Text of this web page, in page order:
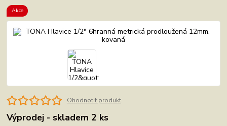
Akce
Ohodnotit produkt
Výprodej - skladem 2 ks